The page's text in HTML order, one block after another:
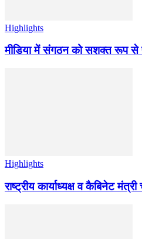
Highlights
मीडिया में संगठन को सशक्त रूप से
Highlights
राष्ट्रीय कार्याध्यक्ष व कैबिनेट